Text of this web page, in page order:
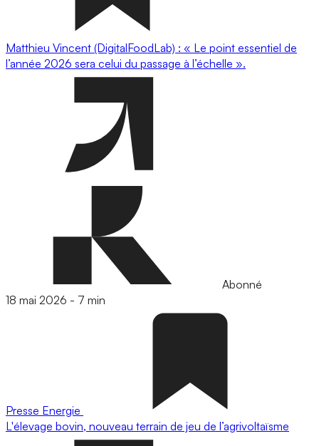
Matthieu Vincent (DigitalFoodLab) : « Le point essentiel de
l’année 2026 sera celui du passage à l’échelle ».
Abonné
18 mai 2026 - 7 min
Presse Energie
L'élevage bovin, nouveau terrain de jeu de l’agrivoltaïsme